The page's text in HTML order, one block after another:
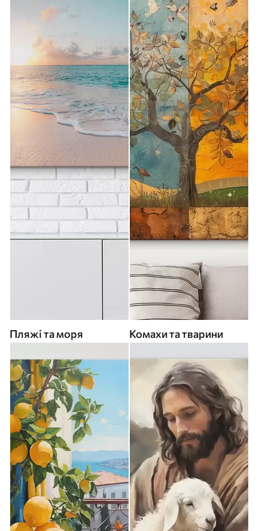
Пляжі та моря Комахи та тварини